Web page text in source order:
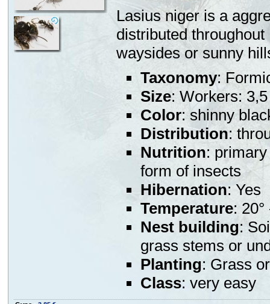
Lasius niger is a
distributed
waysides or sunny
Taxonomy:
Size: Workers:
Color: shinny
Distribution:
Nutrition:
form of insects
Hibernation: Yes
Temperature: 20°
Nest building:
grass stems or
Planting: Grass
Class: very easy